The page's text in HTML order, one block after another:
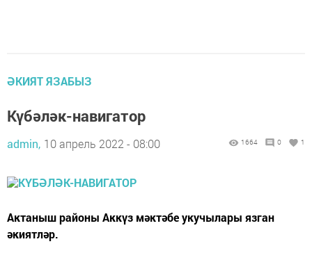
ӘКИЯТ ЯЗАБЫЗ
Күбәләк-навигатор
admin, 10 апрель 2022 - 08:00 1664 0 1
Актаныш районы Аккүз мәктәбе укучылары язган
әкиятләр.